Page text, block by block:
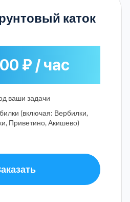
каток
₽ / час
ваши задачи
(включая: Вербилки,
Приветино, Акишево)